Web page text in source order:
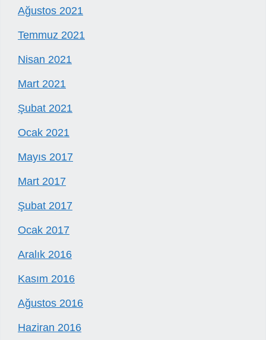
Ağustos 2021
Temmuz 2021
Nisan 2021
Mart 2021
Şubat 2021
Ocak 2021
Mayıs 2017
Mart 2017
Şubat 2017
Ocak 2017
Aralık 2016
Kasım 2016
Ağustos 2016
Haziran 2016